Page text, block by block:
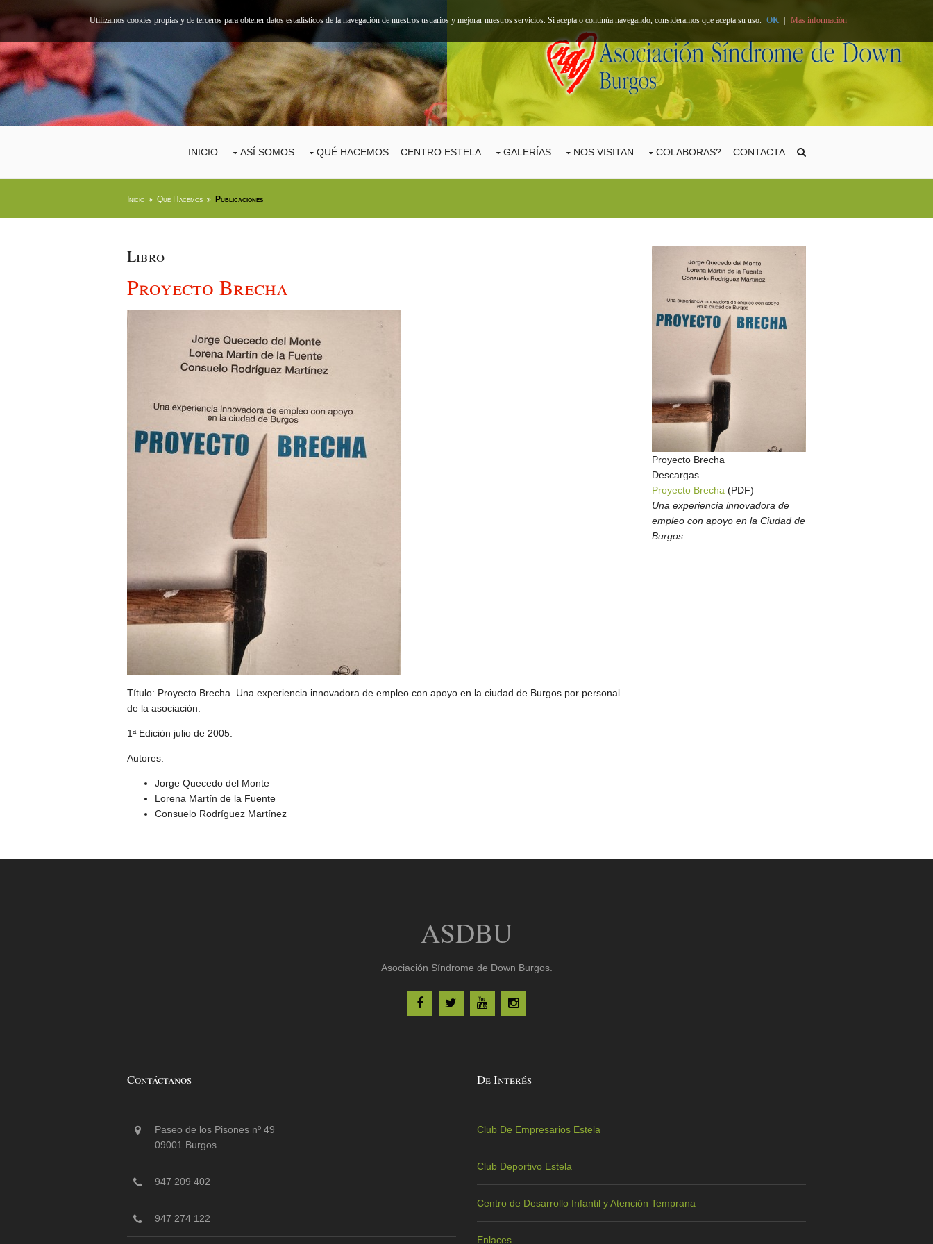
INICIO ASÍ SOMOS QUÉ HACEMOS CENTRO ESTELA GALERÍAS NOS VISITAN COLABORAS? CONTACTA
Inicio Qué Hacemos Publicaciones
Libro
Proyecto Brecha
Título: Proyecto Brecha. Una experiencia innovadora de empleo con apoyo en la ciudad de Burgos por personal
de la asociación.
1ª Edición julio de 2005.
Autores:
Jorge Quecedo del Monte
Lorena Martín de la Fuente
Consuelo Rodríguez Martínez
Proyecto Brecha
Descargas
Proyecto Brecha (PDF)
Una experiencia innovadora de
empleo con apoyo en la Ciudad de
Burgos
ASDBU
Asociación Síndrome de Down Burgos.
Contáctanos
Paseo de los Pisones nº 49
09001 Burgos
947 209 402
947 274 122
De Interés
Club De Empresarios Estela
Club Deportivo Estela
Centro de Desarrollo Infantil y Atención Temprana
Enlaces
Utilizamos cookies propias y de terceros para obtener datos estadísticos de la navegación de nuestros usuarios y mejorar nuestros servicios. Si acepta o continúa navegando, consideramos que acepta su uso. OK Más información